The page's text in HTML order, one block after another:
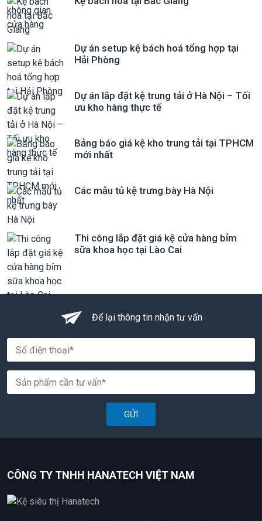
Dự án setup kệ bách hoá tổng hợp tại
Hải Phòng
Dự án lắp đặt kệ trung tải ở Hà Nội – Tối
ưu kho hàng thực tế
Bảng báo giá kệ kho trung tải tại TPHCM
mới nhất
Các mẫu tủ kệ trưng bày Hà Nội
Thi công lắp đặt giá kệ cửa hàng bỉm
sữa khoa học tại Lào Cai
Để lại thông tin nhận tư vấn
GỬI
CÔNG TY TNHH HANATECH VIỆT NAM